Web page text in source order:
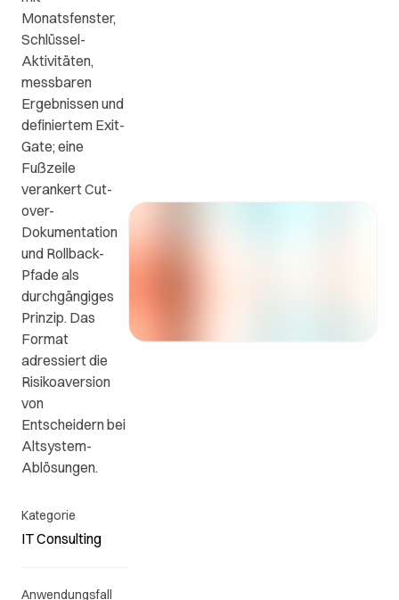
FAQs
Die
wichtigsten
Fragen
und
Antworten.
Monatsfenster,
Schlüssel-
Aktivitäten,
messbaren
Ergebnissen und
definiertem Exit-
Gate; eine
Fußzeile
verankert Cut-
over-
Dokumentation
und Rollback-
Pfade als
durchgängiges
Prinzip. Das
Format
adressiert die
Risikoaversion
von
Entscheidern bei
Altsystem-
Ablösungen.
Kategorie
IT Consulting
Anwendungsfall